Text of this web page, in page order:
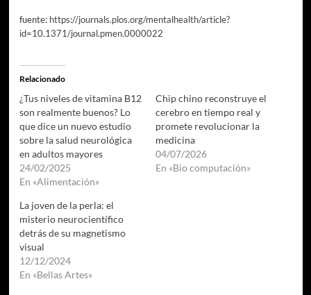
fuente: https://journals.plos.org/mentalhealth/article?
id=10.1371/journal.pmen.0000022
Relacionado
¿Tus niveles de vitamina B12
son realmente buenos? Lo
que dice un nuevo estudio
sobre la salud neurológica
en adultos mayores
24/02/2025
En «Alimentación»
Chip chino reconstruye el
cerebro en tiempo real y
promete revolucionar la
medicina
04/07/2026
En «Bio computación»
La joven de la perla: el
misterio neurocientífico
detrás de su magnetismo
visual
12/12/2024
En «Bellas Artes»